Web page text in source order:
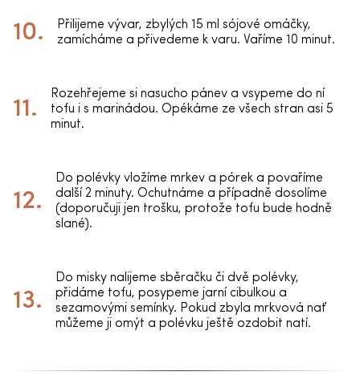
Přilijeme vývar, zbylých 15 ml sójové omáčky,
zamícháme a přivedeme k varu. Vaříme 10 minut.
Rozehřejeme si nasucho pánev a vsypeme do ní
tofu i s marinádou. Opékáme ze všech stran asi 5
minut.
Do polévky vložíme mrkev a pórek a povaříme
další 2 minuty. Ochutnáme a případně dosolíme
(doporučuji jen trošku, protože tofu bude hodně
slané).
Do misky nalijeme sběračku či dvě polévky,
přidáme tofu, posypeme jarní cibulkou a
sezamovými semínky. Pokud zbyla mrkvová nať
můžeme ji omýt a polévku ještě ozdobit natí.